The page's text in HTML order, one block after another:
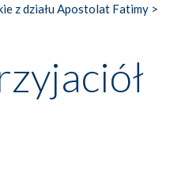
których celem były
przykład – w podzięce za
w wygranej bitwie o
potężna, a zarazem
dzieł,
ich twórców o detale,
z działu Apostolat Fatimy >